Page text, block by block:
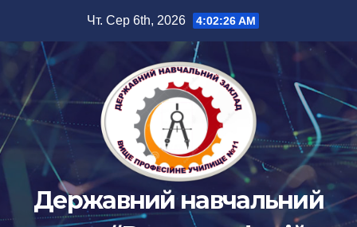
Чт. Сер 6th, 2026 4:02:27 AM
Державний навчальний